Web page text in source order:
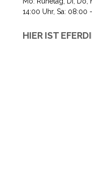
14:00 Uhr, Sa: 08:00
HIER IST